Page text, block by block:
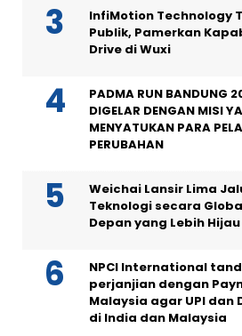
InfiMotion Technology
Publik, Pamerkan
Drive di Wuxi
PADMA RUN BANDUNG
DIGELAR DENGAN MISI
MENYATUKAN PARA
PERUBAHAN
Weichai Lansir Lima
Teknologi secara
Depan yang Lebih
NPCI International
perjanjian dengan
Malaysia agar UPI dan
di India dan Malaysia